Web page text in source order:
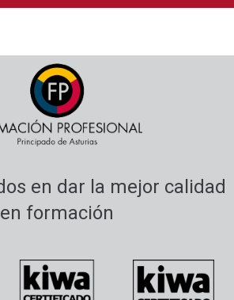
en dar la mejor calidad
en formación